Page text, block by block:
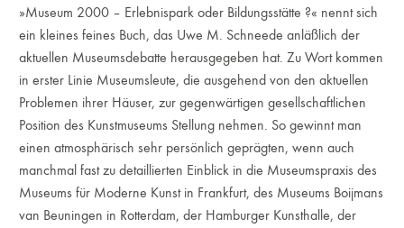
»Museum 2000 – Erlebnispark oder Bildungsstätte ?« nennt sich
ein kleines feines Buch, das Uwe M. Schneede anläßlich der
aktuellen Museumsdebatte herausgegeben hat. Zu Wort kommen
in erster Linie Museumsleute, die ausgehend von den aktuellen
Problemen ihrer Häuser, zur gegenwärtigen gesellschaftlichen
Position des Kunstmuseums Stellung nehmen. So gewinnt man
einen atmosphärisch sehr persönlich geprägten, wenn auch
manchmal fast zu detaillierten Einblick in die Museumspraxis des
Museums für Moderne Kunst in Frankfurt, des Museums Boijmans
van Beuningen in Rotterdam, der Hamburger Kunsthalle, der